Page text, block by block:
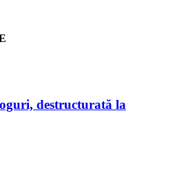
destructurată la